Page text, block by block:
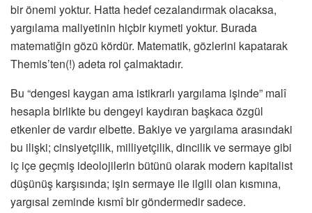
bir önemi yoktur. Hatta hedef cezalandırmak olacaksa,
yargılama maliyetinin hiçbir kıymeti yoktur. Burada
matematiğin gözü kördür. Matematik, gözlerini kapatarak
Themis’ten(!) adeta rol çalmaktadır.
Bu “dengesi kaygan ama istikrarlı yargılama işinde” malî
hesapla birlikte bu dengeyi kaydıran başkaca özgül
etkenler de vardır elbette. Bakiye ve yargılama arasındaki
bu ilişki; cinsiyetçilik, milliyetçilik, dincilik ve sermaye gibi
iç içe geçmiş ideolojilerin bütünü olarak modern kapitalist
düşünüş karşısında; işin sermaye ile ilgili olan kısmına,
yargısal zeminde kısmî bir göndermedir sadece.